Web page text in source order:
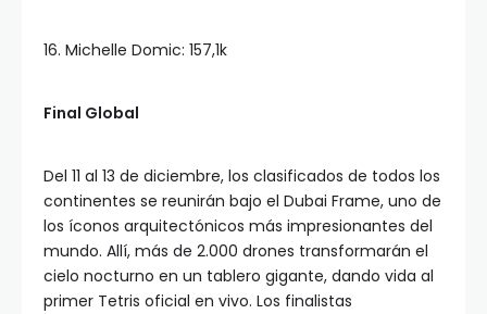
16. Michelle Domic: 157,1k
Final Global
Del 11 al 13 de diciembre, los clasificados de todos los
continentes se reunirán bajo el Dubai Frame, uno de
los íconos arquitectónicos más impresionantes del
mundo. Allí, más de 2.000 drones transformarán el
cielo nocturno en un tablero gigante, dando vida al
primer Tetris oficial en vivo. Los finalistas